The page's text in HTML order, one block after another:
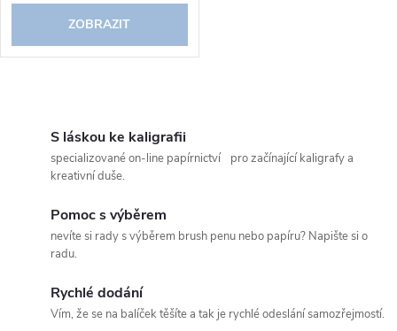
ZOBRAZIT
S láskou ke kaligrafii
specializované on-line papírnictví pro začínající kaligrafy a
kreativní duše.
Pomoc s výběrem
nevíte si rady s výběrem brush penu nebo papíru? Napište si o
radu.
Rychlé dodání
Vím, že se na balíček těšíte a tak je rychlé odeslání samozřejmostí.